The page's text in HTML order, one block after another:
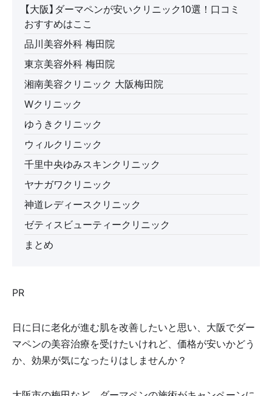
【大阪】ダーマペンが安いクリニック10選！口コミ
おすすめはここ
品川美容外科 梅田院
東京美容外科 梅田院
湘南美容クリニック 大阪梅田院
Wクリニック
ゆうきクリニック
ウィルクリニック
千里中央ゆみスキンクリニック
ヤナガワクリニック
神道レディースクリニック
ゼティスビューティークリニック
まとめ
PR
日に日に老化が進む肌を改善したいと思い、大阪でダー
マペンの美容治療を受けたいけれど、価格が安いかどう
か、効果が気になったりはしませんか？